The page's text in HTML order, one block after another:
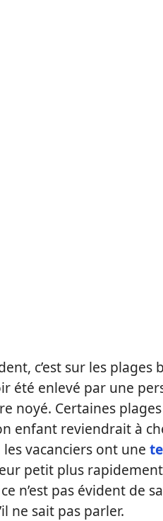
c’est sur les plages
été enlevé par une
noyé. Certaines
enfant reviendrait à
vacanciers ont une
petit plus
n’est pas évident de
ne sait pas parler.